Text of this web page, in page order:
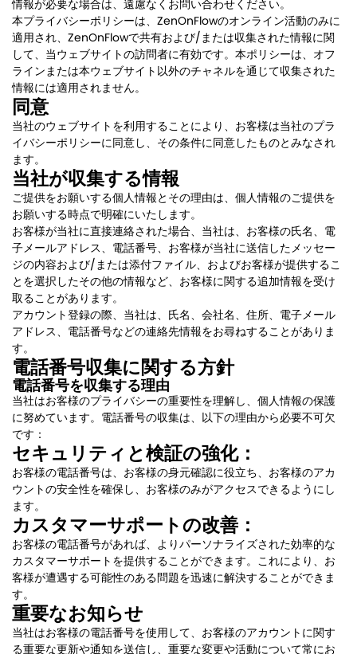
情報が必要な場合は、遠慮なくお問い合わせください。
本プライバシーポリシーは、ZenOnFlowのオンライン活動のみに
適用され、ZenOnFlowで共有および/または収集された情報に関
して、当ウェブサイトの訪問者に有効です。本ポリシーは、オフ
ラインまたは本ウェブサイト以外のチャネルを通じて収集された
情報には適用されません。
同意
当社のウェブサイトを利用することにより、お客様は当社のプラ
イバシーポリシーに同意し、その条件に同意したものとみなされ
ます。
当社が収集する情報
ご提供をお願いする個人情報とその理由は、個人情報のご提供を
お願いする時点で明確にいたします。
お客様が当社に直接連絡された場合、当社は、お客様の氏名、電
子メールアドレス、電話番号、お客様が当社に送信したメッセー
ジの内容および/または添付ファイル、およびお客様が提供するこ
とを選択したその他の情報など、お客様に関する追加情報を受け
取ることがあります。
アカウント登録の際、当社は、氏名、会社名、住所、電子メール
アドレス、電話番号などの連絡先情報をお尋ねすることがありま
す。
電話番号収集に関する方針
電話番号を収集する理由
当社はお客様のプライバシーの重要性を理解し、個人情報の保護
に努めています。電話番号の収集は、以下の理由から必要不可欠
です：
セキュリティと検証の強化：
お客様の電話番号は、お客様の身元確認に役立ち、お客様のアカ
ウントの安全性を確保し、お客様のみがアクセスできるようにし
ます。
カスタマーサポートの改善：
お客様の電話番号があれば、よりパーソナライズされた効率的な
カスタマーサポートを提供することができます。これにより、お
客様が遭遇する可能性のある問題を迅速に解決することができま
す。
重要なお知らせ
当社はお客様の電話番号を使用して、お客様のアカウントに関す
る重要な更新や通知を送信し、重要な変更や活動について常にお